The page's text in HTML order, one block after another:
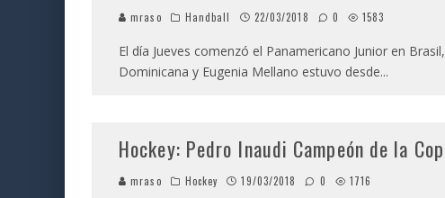
mraso Handball 22/03/2018 0 1583
El día Jueves comenzó el Panamericano Junior en
Dominicana y Eugenia Mellano estuvo desde...
Hockey: Pedro Inaudi Campeón de la
mraso Hockey 19/03/2018 0 1716